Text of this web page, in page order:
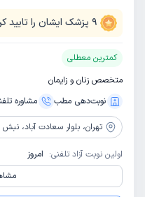
9 پزشک ایشان را تایید
کمترین معطلی
متخصص زنان و زایمان
نوبت‌دهی مطب
مشاوره‌
تهران، بلوار سعادت آباد، نبش سی
اولین نوبت آزاد تلفنی: امروز